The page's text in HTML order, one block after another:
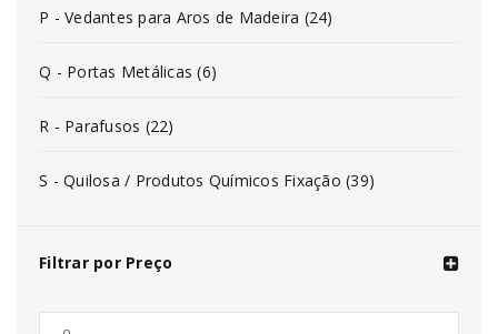
P - Vedantes para Aros de Madeira (24)
Q - Portas Metálicas (6)
R - Parafusos (22)
S - Quilosa / Produtos Químicos Fixação (39)
Filtrar por Preço